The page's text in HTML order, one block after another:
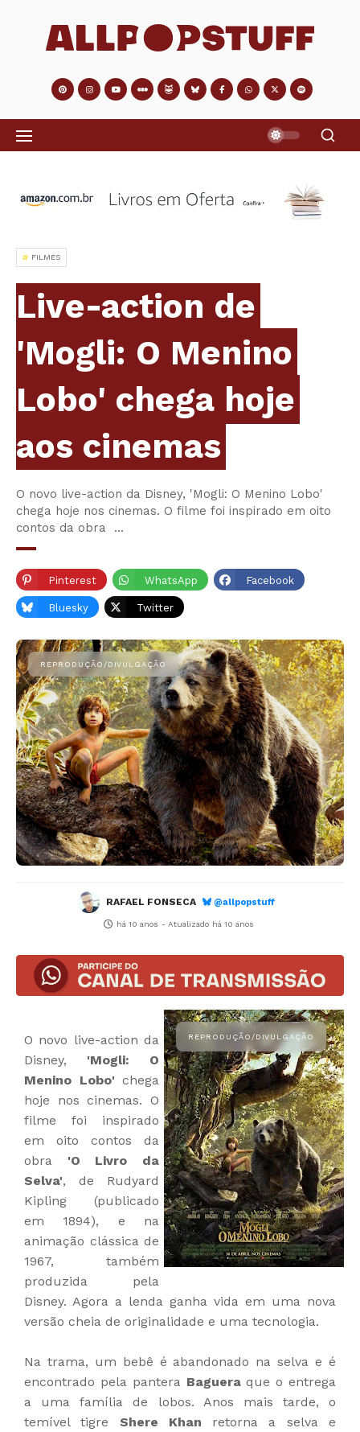
FILMES
Live-action de
'Mogli: O Menino
Lobo' chega hoje
aos cinemas
O novo live-action da Disney, 'Mogli: O Menino Lobo'
chega hoje nos cinemas. O filme foi inspirado em oito
contos da obra ...
Pinterest WhatsApp Facebook
Bluesky Twitter
RAFAEL FONSECA @allpopstuff
há 10 anos - Atualizado há 10 anos
O novo live-action da
Disney, 'Mogli: O
Menino Lobo' chega
hoje nos cinemas. O
filme foi inspirado
em oito contos da
obra 'O Livro da
Selva', de Rudyard
Kipling (publicado
em 1894), e na
animação clássica de
1967, também
produzida pela
Disney. Agora a lenda ganha vida em uma nova
versão cheia de originalidade e uma tecnologia.
Na trama, um bebê é abandonado na selva e é
encontrado pela pantera Bagueraque o entrega
a uma família de lobos. Anos mais tarde, o
temível tigre Shere Khan retorna a selva e